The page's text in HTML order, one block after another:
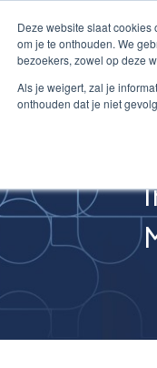
Deze website slaat
om je te onthouden. We
bezoekers, zowel op deze
Als je weigert, zal je
onthouden dat je niet